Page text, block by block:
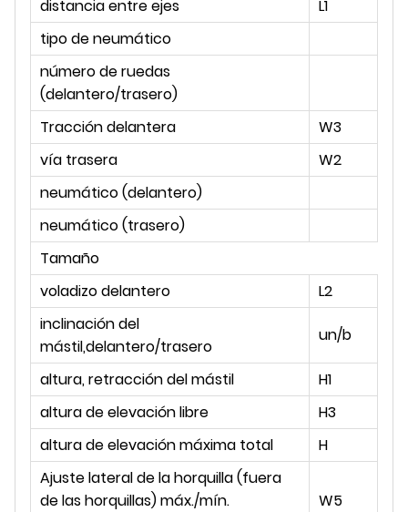
distancia entre ejes
L1
tipo de neumático
número de ruedas
(delantero/trasero)
Tracción delantera
W3
vía trasera
W2
neumático (delantero)
neumático (trasero)
Tamaño
voladizo delantero
L2
inclinación del
mástil,delantero/trasero
un/b
altura, retracción del mástil H1
altura de elevación libre
H3
altura de elevación máxima total
H
Ajuste lateral de la horquilla (fuera
de las horquillas) máx./mín.
W5